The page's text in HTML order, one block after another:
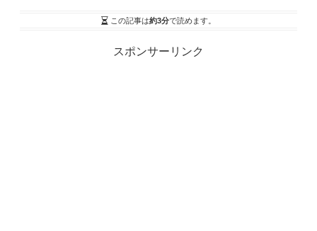
この記事は約3分で読めます。
スポンサーリンク